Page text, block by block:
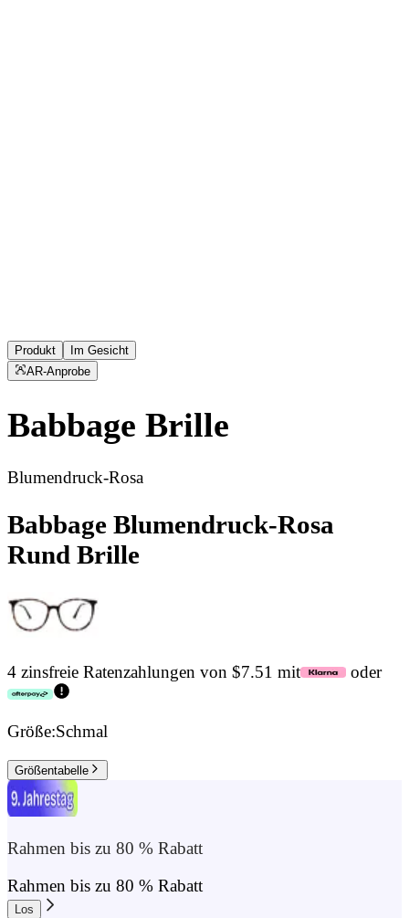
Produkt
Im Gesicht
AR-Anprobe
Babbage Brille
Blumendruck-Rosa
Babbage Blumendruck-Rosa
Rund Brille
4 zinsfreie Ratenzahlungen von $7.51 mit oder
Größe:Schmal
Größentabelle
Rahmen bis zu 80 % Rabatt
Rahmen bis zu 80 % Rabatt
Los